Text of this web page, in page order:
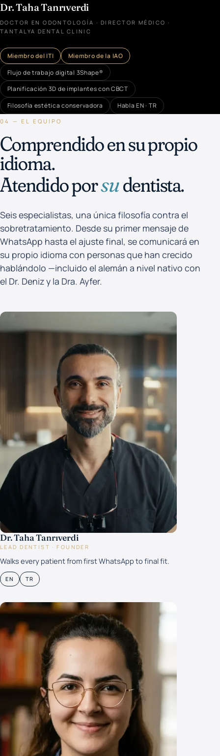
Dr. Taha Tanrıverdi
DOCTOR EN ODONTOLOGÍA · DIRECTOR MÉDICO ·
TANTALYA DENTAL CLINIC
Miembro del ITI
Miembro de la IAO
Flujo de trabajo digital 3Shape®
Planificación 3D de implantes con CBCT
Filosofía estética conservadora
Habla EN · TR
04 — EL EQUIPO
Comprendido en su propio
idioma.
Atendido porsudentista.
Seis especialistas, una única filosofía contra el
sobretratamiento. Desde su primer mensaje de
WhatsApp hasta el ajuste final, se comunicará en
su propio idioma con personas que han crecido
hablándolo —incluido el alemán a nivel nativo con
el Dr. Deniz y la Dra. Ayfer.
Dr. Taha Tanrıverdi
LEAD DENTIST · FOUNDER
Walks every patient from first WhatsApp to final fit.
EN TR